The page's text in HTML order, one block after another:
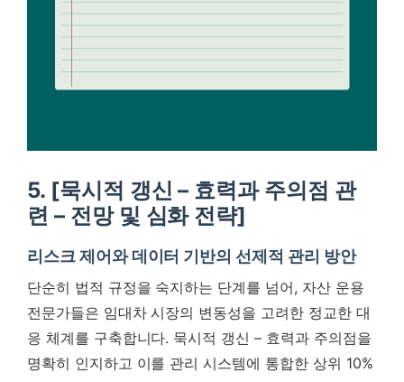
5. [묵시적 갱신 – 효력과 주의점 관
련 – 전망 및 심화 전략]
리스크 제어와 데이터 기반의 선제적 관리 방안
단순히 법적 규정을 숙지하는 단계를 넘어, 자산 운용
전문가들은 임대차 시장의 변동성을 고려한 정교한 대
응 체계를 구축합니다. 묵시적 갱신 – 효력과 주의점을
명확히 인지하고 이를 관리 시스템에 통합한 상위 10%